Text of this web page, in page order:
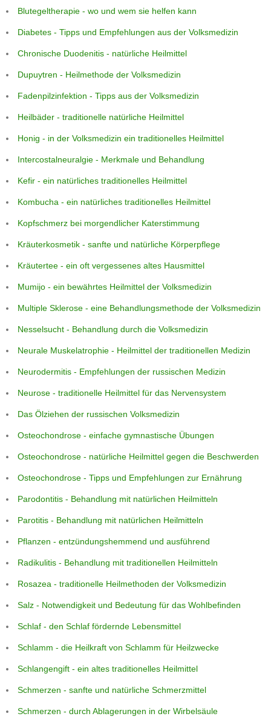
Blutegeltherapie - wo und wem sie helfen kann
Diabetes - Tipps und Empfehlungen aus der Volksmedizin
Chronische Duodenitis - natürliche Heilmittel
Dupuytren - Heilmethode der Volksmedizin
Fadenpilzinfektion - Tipps aus der Volksmedizin
Heilbäder - traditionelle natürliche Heilmittel
Honig - in der Volksmedizin ein traditionelles Heilmittel
Intercostalneuralgie - Merkmale und Behandlung
Kefir - ein natürliches traditionelles Heilmittel
Kombucha - ein natürliches traditionelles Heilmittel
Kopfschmerz bei morgendlicher Katerstimmung
Kräuterkosmetik - sanfte und natürliche Körperpflege
Kräutertee - ein oft vergessenes altes Hausmittel
Mumijo - ein bewährtes Heilmittel der Volksmedizin
Multiple Sklerose - eine Behandlungsmethode der Volksmedizin
Nesselsucht - Behandlung durch die Volksmedizin
Neurale Muskelatrophie - Heilmittel der traditionellen Medizin
Neurodermitis - Empfehlungen der russischen Medizin
Neurose - traditionelle Heilmittel für das Nervensystem
Das Ölziehen der russischen Volksmedizin
Osteochondrose - einfache gymnastische Übungen
Osteochondrose - natürliche Heilmittel gegen die Beschwerden
Osteochondrose - Tipps und Empfehlungen zur Ernährung
Parodontitis - Behandlung mit natürlichen Heilmitteln
Parotitis - Behandlung mit natürlichen Heilmitteln
Pflanzen - entzündungshemmend und ausführend
Radikulitis - Behandlung mit traditionellen Heilmitteln
Rosazea - traditionelle Heilmethoden der Volksmedizin
Salz - Notwendigkeit und Bedeutung für das Wohlbefinden
Schlaf - den Schlaf fördernde Lebensmittel
Schlamm - die Heilkraft von Schlamm für Heilzwecke
Schlangengift - ein altes traditionelles Heilmittel
Schmerzen - sanfte und natürliche Schmerzmittel
Schmerzen - durch Ablagerungen in der Wirbelsäule